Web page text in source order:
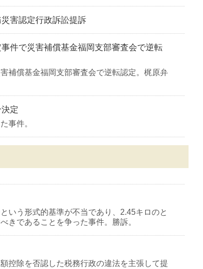
害認定行政訴訟提訴
件で災害補償基金福岡支部審査会で逆転
補償基金福岡支部審査会で逆転認定。梶原弁
定
事件。
いう形式的基準が不当であり、2.45キロのと
きであることを争った事件。勝訴。
控除を否認した税務行政の違法を主張して提